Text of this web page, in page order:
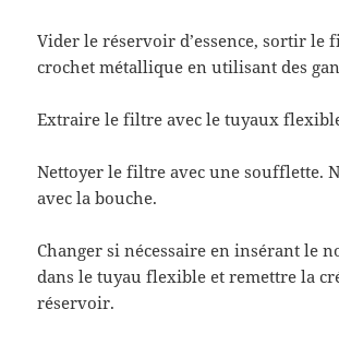
Vider le réservoir d’essence, sortir le
crochet métallique en utilisant des
Extraire le filtre avec le tuyaux
Nettoyer le filtre avec une soufflette.
avec la bouche.
Changer si nécessaire en insérant le
dans le tuyau flexible et remettre la
réservoir.